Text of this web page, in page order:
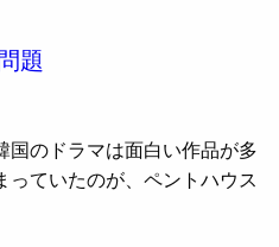
題
国のドラマは面白い作品が多
っていたのが、ペントハウス